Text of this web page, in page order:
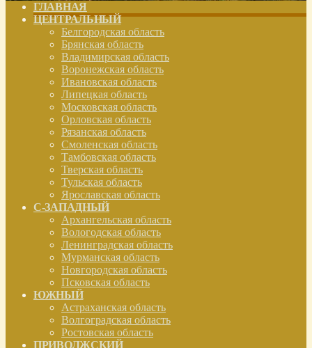
ГЛАВНАЯ
ЦЕНТРАЛЬНЫЙ
Белгородская область
Брянская область
Владимирская область
Воронежская область
Ивановская область
Липецкая область
Московская область
Орловская область
Рязанская область
Смоленская область
Тамбовская область
Тверская область
Тульская область
Ярославская область
С-ЗАПАДНЫЙ
Архангельская область
Вологодская область
Ленинградская область
Мурманская область
Новгородская область
Псковская область
ЮЖНЫЙ
Астраханская область
Волгоградская область
Ростовская область
ПРИВОЛЖСКИЙ